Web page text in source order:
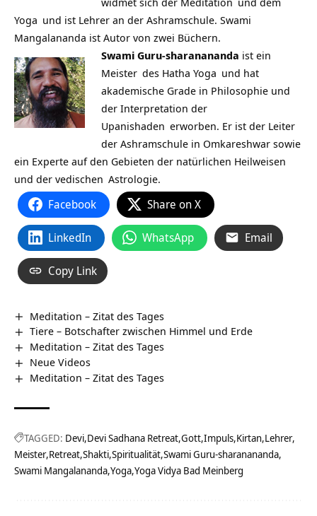
Yoga und ist Lehrer an der Ashramschule. Swami
Mangalananda ist Autor von zwei Büchern.
Swami Guru-sharanananda ist ein
Meister des Hatha Yoga und hat
akademische Grade in Philosophie und
der Interpretation der
Upanishaden erworben. Er ist der Leiter
der Ashramschule in Omkareshwar sowie
ein Experte auf den Gebieten der natürlichen Heilweisen
und der vedischen Astrologie.
Facebook Share on X
LinkedIn WhatsApp Email
Copy Link
Meditation – Zitat des Tages
Tiere – Botschafter zwischen Himmel und Erde
Meditation – Zitat des Tages
Neue Videos
Meditation – Zitat des Tages
TAGGED: Devi Devi Sadhana Retreat Gott Impuls Kirtan Lehrer
Meister Retreat Shakti Spiritualität Swami Guru-sharanananda
Swami Mangalananda Yoga Yoga Vidya Bad Meinberg